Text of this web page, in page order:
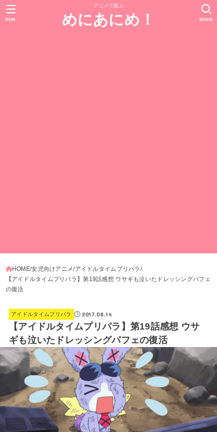
アニメで遊ぶ
めにあにめ！ SEARCH
MENU
HOME 女児向けアニメ アイドルタイムプリパラ
【アイドルタイムプリパラ】第19話感想 ウサギも泣いたドレッシングパフェ
の復活
アイドルタイムプリパラ 2017.08.14
【アイドルタイムプリパラ】第19話感想 ウサ
ギも泣いたドレッシングパフェの復活